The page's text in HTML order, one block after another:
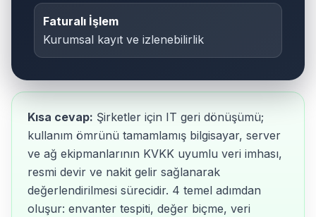
Faturalı İşlem
Kurumsal kayıt ve izlenebilirlik
Kısa cevap: Şirketler için IT geri dönüşümü;
kullanım ömrünü tamamlamış bilgisayar, server
ve ağ ekipmanlarının KVKK uyumlu veri imhası,
resmi devir ve nakit gelir sağlanarak
değerlendirilmesi sürecidir. 4 temel adımdan
oluşur: envanter tespiti, değer biçme, veri